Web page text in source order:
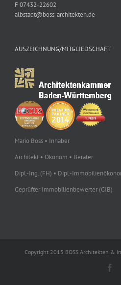
F 07432-22602
albstadt@boss-architekten.de
AUSZEICHNUNG/MITGLIEDSCHAFT
Mario Boss • Inhaber
Architekt • Ökonom • Berater
Dipl.-Ing. (FH) • Dipl.-
Geprüfter Immobilienbewerter (GIB)
Copyright 2015 BOSS Architekten &